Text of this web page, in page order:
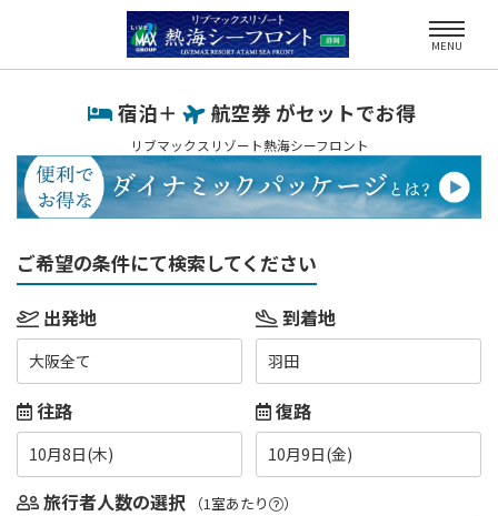
MENU
宿泊＋ 航空券 がセットでお得
リブマックスリゾート熱海シーフロント
ご希望の条件にて検索してください
出発地
大阪全て
到着地
羽田
往路
10月8日(木)
復路
10月9日(金)
旅行者人数の選択 （1室あたり ）